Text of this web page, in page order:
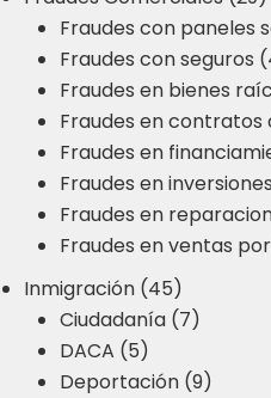
Fraudes con paneles
Fraudes con seguros
Fraudes en bienes
Fraudes en contratos
Fraudes en
Fraudes en
Fraudes en
Fraudes en ventas
Inmigración (45)
Ciudadanía (7)
DACA (5)
Deportación (9)